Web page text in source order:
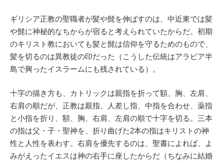
ギリシア正教の聖職者が髪や髭を伸ばすのは、中近東では髪
や髭に神秘的なちからが宿ると考えられていたからだ。初期
のキリスト教においても髪と髭は信仰を守るためのもので、
髪を切るのは異教徒の印だった（こうした伝統はアラビア半
島で興ったイスラームにも残されている）。
十字の描き方も、カトリックは親指を折って額、胸、左肩、
右肩の順だが、正教は親指、人差し指、中指を合わせ、薬指
と小指を折り、額、胸、右肩、左肩の順で十字を切る。三本
の指は父・子・聖神を、折り曲げた2本の指はキリストの神
性と人性を表わす。右肩を優先するのは、聖書によれば、よ
みがえったイエスは神の右手に座したからだ（ちなみに結婚